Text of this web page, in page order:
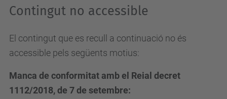
Contingut no accessible
El contingut que es recull a continuació no és
accessible pels següents motius:
Manca de conformitat amb el Reial decret
1112/2018, de 7 de setembre: